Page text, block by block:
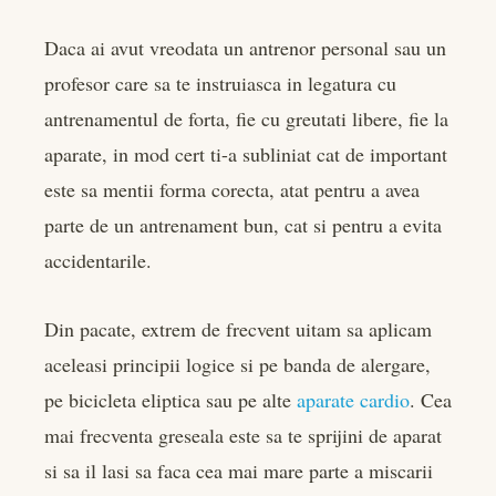
Daca ai avut vreodata un antrenor personal sau un
profesor care sa te instruiasca in legatura cu
antrenamentul de forta, fie cu greutati libere, fie la
aparate, in mod cert ti-a subliniat cat de important
este sa mentii forma corecta, atat pentru a avea
parte de un antrenament bun, cat si pentru a evita
accidentarile.
Din pacate, extrem de frecvent uitam sa aplicam
aceleasi principii logice si pe banda de alergare,
pe bicicleta eliptica sau pe alte aparate cardio. Cea
mai frecventa greseala este sa te sprijini de aparat
si sa il lasi sa faca cea mai mare parte a miscarii